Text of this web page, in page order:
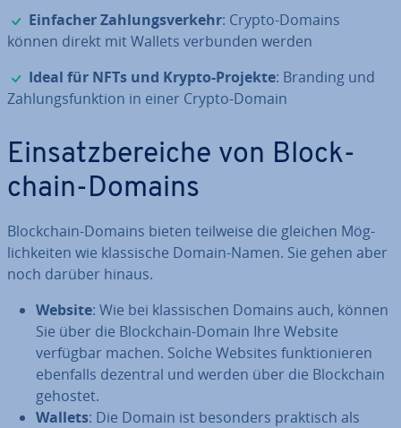
✓
Einfacher Zah­lungs­ver­kehr: Crypto-Domains
können direkt mit Wallets verbunden werden
✓
Ideal für NFTs und Krypto-Projekte: Branding und
Zah­lungs­funk­ti­on in einer Crypto-Domain
Ein­satz­be­rei­che von Block­
chain-Domains
Block­chain-Domains bieten teilweise die gleichen Mög­
lich­kei­ten wie klas­si­sche Domain-Namen. Sie gehen aber
noch darüber hinaus.
Website: Wie bei klas­si­schen Domains auch, können
Sie über die Block­chain-Domain Ihre Website
verfügbar machen. Solche Websites funk­tio­nie­ren
ebenfalls dezentral und werden über die Block­chain
gehostet.
Wallets: Die Domain ist besonders praktisch als